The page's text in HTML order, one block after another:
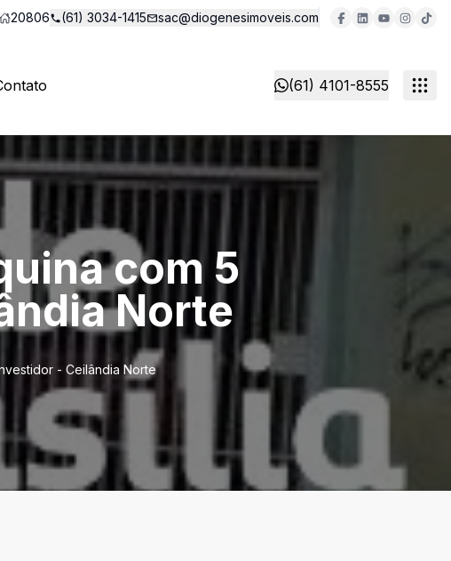
20806 (61) 3034-1415 sac@diogenesimoveis.com
(61) 4101-8555
com 5
Norte
- Ceilândia Norte